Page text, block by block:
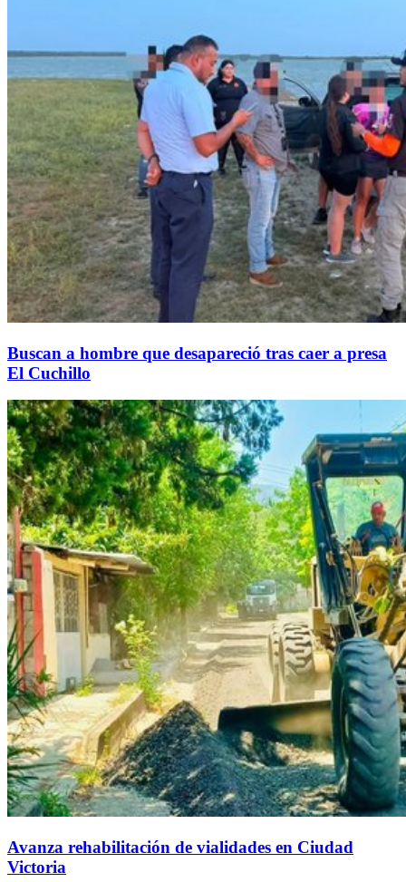
Buscan a hombre que desapareció tras caer a presa
El Cuchillo
Avanza rehabilitación de vialidades en Ciudad
Victoria